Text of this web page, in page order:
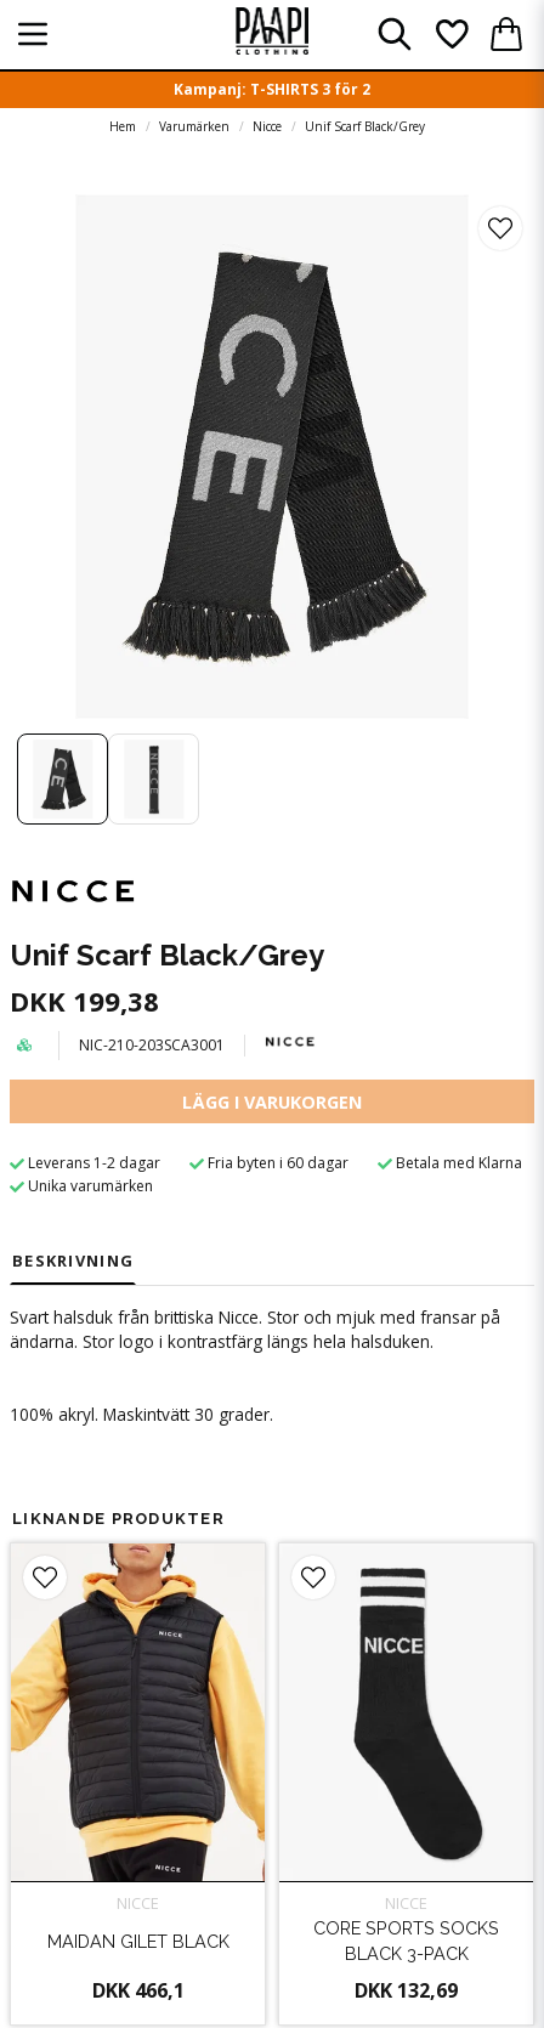
Kampanj: T-SHIRTS 3 för 2
Hem Varumärken Nicce Unif Scarf Black/Grey
Unif Scarf Black/Grey
DKK 199,38
NIC-210-203SCA3001
LÄGG I VARUKORGEN
Leverans 1-2 dagar Fria byten i 60 dagar
Betala med Klarna
Unika varumärken
BESKRIVNING
Svart halsduk från brittiska Nicce. Stor och mjuk med fransar på
ändarna. Stor logo i kontrastfärg längs hela halsduken.
100% akryl. Maskintvätt 30 grader.
LIKNANDE PRODUKTER
NICCE
MAIDAN GILET BLACK
DKK 466,1
NICCE
CORE SPORTS SOCKS
BLACK 3-PACK
DKK 132,69